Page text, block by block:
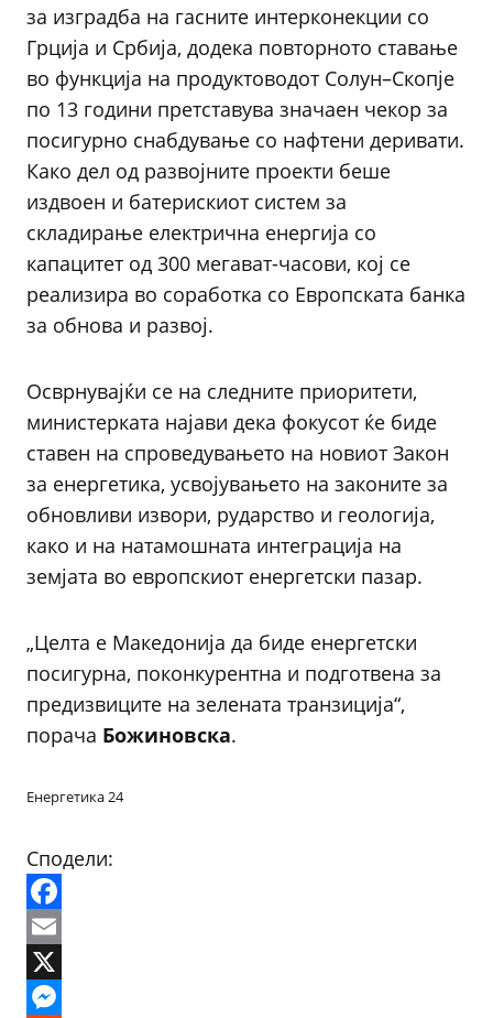
за изградба на гасните интерконекции со
Грција и Србија, додека повторното ставање
во функција на продуктоводот Солун–Скопје
по 13 години претставува значаен чекор за
посигурно снабдување со нафтени деривати.
Како дел од развојните проекти беше
издвоен и батерискиот систем за
складирање електрична енергија со
капацитет од 300 мегават-часови, кој се
реализира во соработка со Европската банка
за обнова и развој.
Осврнувајќи се на следните приоритети,
министерката најави дека фокусот ќе биде
ставен на спроведувањето на новиот Закон
за енергетика, усвојувањето на законите за
обновливи извори, рударство и геологија,
како и на натамошната интеграција на
земјата во европскиот енергетски пазар.
„Целта е Македонија да биде енергетски
посигурна, поконкурентна и подготвена за
предизвиците на зелената транзиција“,
порача Божиновска.
Енергетика 24
Сподели:
Facebook
Email
X